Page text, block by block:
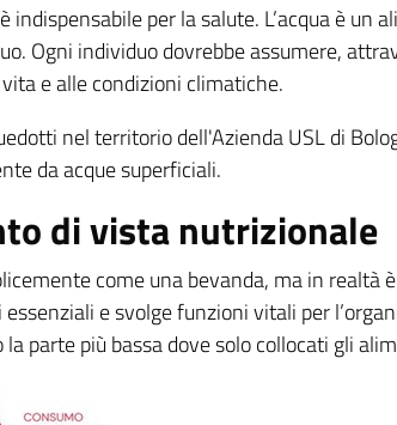
è indispensabile per la salute. L’acqua è
Ogni individuo dovrebbe assumere,
e alle condizioni climatiche.
nel territorio dell'Azienda USL di
da acque superficiali.
di vista nutrizionale
come una bevanda, ma in
e svolge funzioni vitali per
parte più bassa dove solo collocati gli